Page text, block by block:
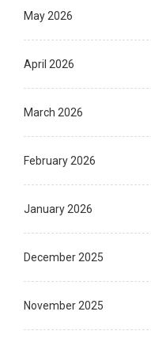
May 2026
April 2026
March 2026
February 2026
January 2026
December 2025
November 2025